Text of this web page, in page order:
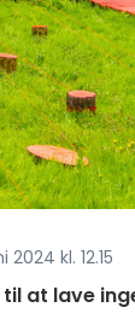
kl. 12.15
at lave